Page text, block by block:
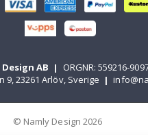
AB |
ORGNR: 559216-
9, 23261 Arlöv, Sverige |
© Namly Design 2026